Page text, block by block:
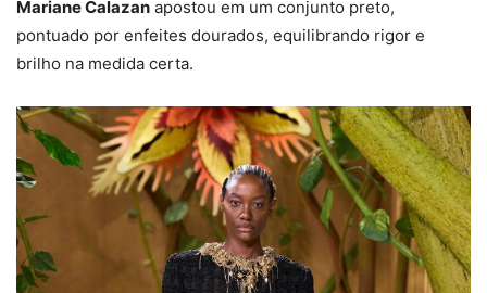
Mariane Calazan apostou em um conjunto preto,
pontuado por enfeites dourados, equilibrando rigor e
brilho na medida certa.